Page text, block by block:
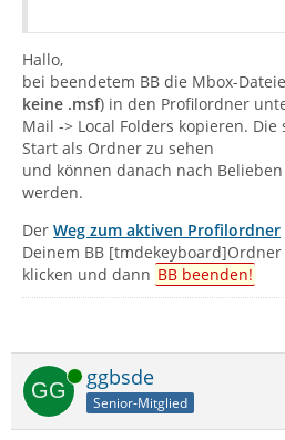
Hallo,
bei beendetem BB die Mbox-
keine .msf) in den Profilordner
Mail -> Local Folders kopieren.
Start als Ordner zu sehen
und können danach nach
werden.
Der Weg zum aktiven Profilordner
Deinem BB
klicken und dann BB beenden!
Online ggbsde
Senior-Mitglied